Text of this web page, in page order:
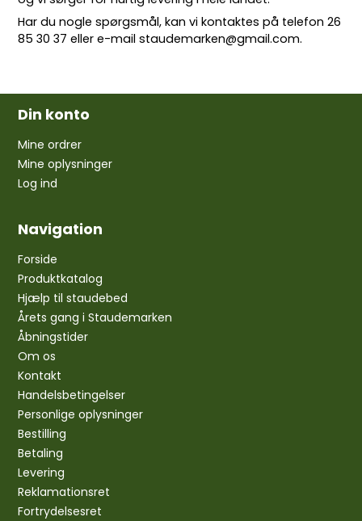
Har du nogle spørgsmål, kan vi kontaktes på telefon26
85 30 37 eller e-mailstaudemarken@gmail.com.
Din konto
Mine ordrer
Mine oplysninger
Log ind
Navigation
Forside
Produktkatalog
Hjælp til staudebed
Årets gang i Staudemarken
Åbningstider
Om os
Kontakt
Handelsbetingelser
Personlige oplysninger
Bestilling
Betaling
Levering
Reklamationsret
Fortrydelsesret